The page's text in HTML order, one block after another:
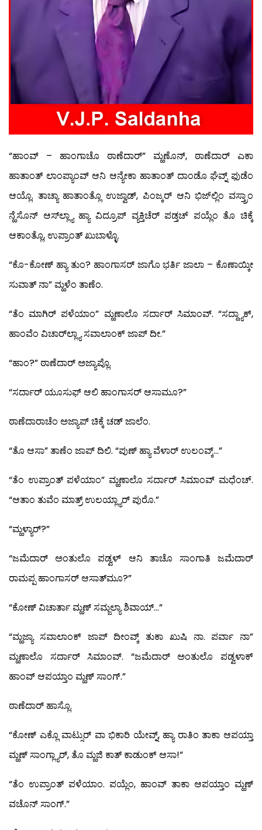
“ಹಾಂವ್ – ಹಾಂಗಾಚೊ ಠಾಣೆದಾರ್” ಮ್ಹಣೊನ್, ಠಾಣೆದಾರ್ ಎಕಾ
ಹಾತಾಂತ್ ಲಾಂಪ್ಯಾಂವ್ ಆನಿ ಆನ್ಯೇಕಾ ಹಾತಾಂತ್ ದಾಂಡೊ ಘೆವ್ನ್ ಫುಡೆಂ
ಆಯ್ಲೊ. ತಾಚ್ಯಾ ಹಾತಾಂತ್ಲೊ ಉಜ್ವಾಡ್, ಪಿಂಜ್ಕರ್ ಆನಿ ಭಿಜ್‍ಲ್ಲಿಂ ವಸ್ತ್ರಾಂ
ನ್ಹೆಸೊನ್ ಆಸ್‍ಲ್ಲ್ಯಾ ಹ್ಯಾ ವಿದ್ರೂಪ್ ವ್ಯಕ್ತಿಚೆರ್ ಪಡ್ತಚ್ ಪಯ್ಲೆಂ ತೊ ಚಿಕ್ಕೆ
ಆಕಾಂತ್ಲೊ, ಉಪ್ರಾಂತ್ ಖುಬಾಳ್ಳೊ.
“ಕೊ-ಕೋಣ್ ಹ್ಯಾ ತುಂ? ಹಾಂಗಾಸರ್ ಜಾಗೊ ಭರ್ತಿ ಜಾಲಾ – ಕೊಣಾಯ್ಕೀ
ಸುವಾತ್ ನಾ” ಮ್ಹಳೆಂ ತಾಣೆಂ.
“ತೆಂ ಮಾಗಿರ್ ಪಳೆಯಾಂ” ಮ್ಹಣಾಲೊ ಸರ್ದಾರ್ ಸಿಮಾಂವ್. “ಸದ್ದ್ಯಾಕ್,
ಹಾಂವೆಂ ವಿಚಾರ್‌ಲ್ಲ್ಯಾ ಸವಾಲಾಂಕ್ ಜಾಪ್ ದೀ.”
“ಹಾಂ?” ಠಾಣೆದಾರ್ ಅಜ್ಯಾಪ್ಲೊ.
“ಸರ್ದಾರ್ ಯೂಸುಫ್ ಆಲಿ ಹಾಂಗಾಸರ್ ಆಸಾಮೂ?”
ಠಾಣೆದಾರಾಚೆಂ ಅಜ್ಯಾಪ್ ಚಿಕ್ಕೆ ಚಡ್ ಜಾಲೆಂ.
“ತೊ ಆಸಾ” ತಾಣೆಂ ಜಾಪ್ ದಿಲಿ. “ಪುಣ್ ಹ್ಯಾ ವೆಳಾರ್ ಉಲಂವ್ಕ್…”
“ತೆಂ ಉಪ್ರಾಂತ್ ಪಳೆಯಾಂ” ಮ್ಹಣಾಲೊ ಸರ್ದಾರ್ ಸಿಮಾಂವ್ ಮಧೆಂಚ್.
“ಆತಾಂ ತುವೆಂ ಮಾತ್ರ್ ಉಲಯ್ಲ್ಯಾರ್ ಪುರೊ.”
“ಮ್ಹಳ್ಯಾರ್?”
“ಜಮೆದಾರ್ ಅಂತುಲೊ ಪಡ್ವಳ್ ಆನಿ ತಾಚೊ ಸಾಂಗಾತಿ ಜಮೆದಾರ್
ರಾಮಪ್ಪ ಹಾಂಗಾಸರ್ ಆಸಾತ್‍ಮೂ?”
“ಕೋಣ್ ವಿಚಾರ್ತಾ ಮ್ಹಣ್ ಸಮ್ಜಲ್ಯಾ ಶಿವಾಯ್…”
“ಮ್ಹಜ್ಯಾ ಸವಾಲಾಂಕ್ ಜಾಪ್ ದೀಂವ್ಕ್ ತುಕಾ ಖುಷಿ ನಾ. ಪರ್ವಾ ನಾ”
ಮ್ಹಣಾಲೊ ಸರ್ದಾರ್ ಸಿಮಾಂವ್. “ಜಮೆದಾರ್ ಅಂತುಲೊ ಪಡ್ವಳಾಕ್
ಹಾಂವ್ ಆಪಯ್ತಾಂ ಮ್ಹಣ್ ಸಾಂಗ್.”
ಠಾಣೆದಾರ್ ಹಾಸ್ಲೊ.
“ಕೋಣ್ ಎಕ್ಲೊ ವಾಟ್ಸುರ್ ವಾ ಭಿಕಾರಿ ಯೇವ್ನ್, ಹ್ಯಾ ರಾತಿಂ ತಾಕಾ ಆಪಯ್ತಾ
ಮ್ಹಣ್ ಸಾಂಗ್ಲ್ಯಾರ್, ತೊ ಮ್ಹಜಿ ಕಾತ್ ಕಾಡುಂಕ್ ಆಸಾ!”
“ತೆಂ ಉಪ್ರಾಂತ್ ಪಳೆಯಾಂ. ಪಯ್ಲೆಂ, ಹಾಂವ್ ತಾಕಾ ಆಪಯ್ತಾಂ ಮ್ಹಣ್
ವಚೊನ್ ಸಾಂಗ್.”